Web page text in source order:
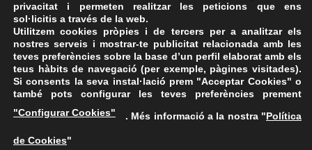
FAQs
ASSEMBLEA NACIONAL CATALANA
privacitat i permeten realitzar les peticions que ens
sol·licitis a través de la web.
Utilitzem cookies pròpies i de tercers per a analitzar els
nostres serveis i mostrar-te publicitat relacionada amb les
teves preferències sobre la base d’un perfil elaborat amb els
teus hàbits de navegació (per exemple, pàgines visitades).
Si consents la seva instal·lació prem "Acceptar Cookies" o
també pots configurar les teves preferències prement
"Configurar Cookies"
. Més informació a la nostra "Política
de Cookies"